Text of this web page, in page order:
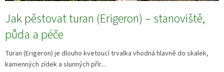
Jak pěstovat turan (Erigeron) – stanoviště,
půda a péče
Turan (Erigeron) je dlouho kvetoucí trvalka vhodná hlavně do skalek,
kamenných zídek a slunných přír...